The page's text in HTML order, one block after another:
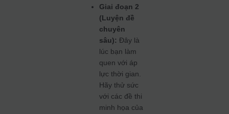
Giai đoạn 2
(Luyện đề
chuyên
sâu): Đây là
lúc bạn làm
quen với áp
lực thời gian.
Hãy thử sức
với các đề thi
minh họa của